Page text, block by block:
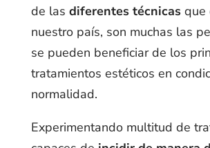
de las diferentes técnicasque
nuestro país, son muchas las
se pueden beneficiar de los
tratamientos estéticos en
normalidad.
Experimentando multitud de